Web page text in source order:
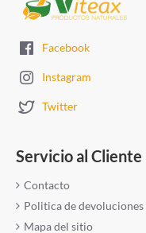
Facebook
Instagram
Twitter
Servicio al Cliente
Contacto
Politica de devoluciones
Mapa del sitio